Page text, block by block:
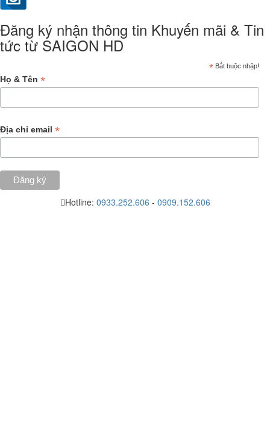
Đăng ký nhận thông tin Khuyến mãi & Tin
tức từ SAIGON HD
* Bắt buộc nhập!
Họ & Tên *
Địa chỉ email *
Hotline: 0933.252.606 - 0909.152.606